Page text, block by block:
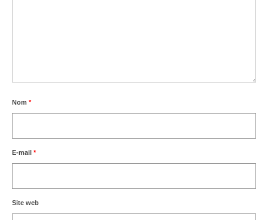
Nom *
E-mail *
Site web